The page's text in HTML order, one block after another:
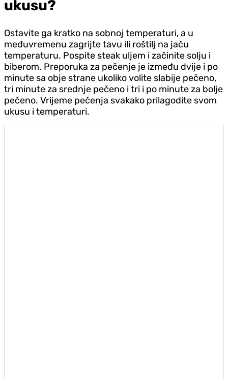
ukusu?
Ostavite ga kratko na sobnoj temperaturi, a u
međuvremenu zagrijte tavu ili roštilj na jaču
temperaturu. Pospite steak uljem i začinite solju i
biberom. Preporuka za pečenje je između dvije i po
minute sa obje strane ukoliko volite slabije pečeno,
tri minute za srednje pečeno i tri i po minute za bolje
pečeno. Vrijeme pečenja svakako prilagodite svom
ukusu i temperaturi.